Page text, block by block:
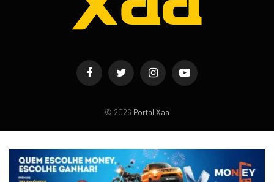
FacebookTwitter InstagramYouTube
© 2026 Portal Xaa